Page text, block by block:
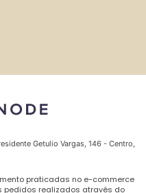
Getulio Vargas, 146 - Centro,
praticadas no e-commerce
pedidos realizados através do